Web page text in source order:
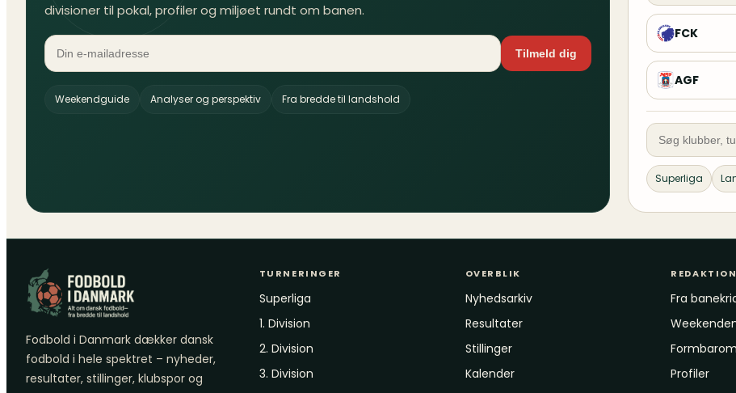
divisioner til pokal, profiler og miljøet rundt om banen.
Tilmeld dig
Weekendguide Analyser og perspektiv Fra bredde til landshold
FCK
AGF
Superliga
Fodbold i Danmark dækker dansk
fodbold i hele spektret – nyheder,
resultater, stillinger, klubspor og
TURNERINGER
Superliga
1. Division
2. Division
3. Division
OVERBLIK
Nyhedsarkiv
Resultater
Stillinger
Kalender
Fra
Profiler